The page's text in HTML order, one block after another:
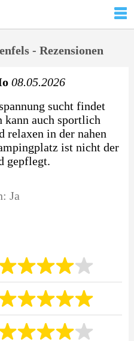
- Rezensionen
08.05.2026
sucht findet
kann auch sportlich
relaxen in der nahen
ist nicht der
gepflegt.
Ja